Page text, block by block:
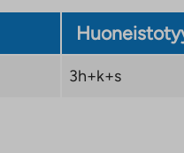
3h+k+s